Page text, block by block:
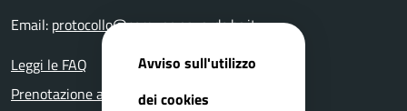
Email: protocollo@comune.gavardo.bs.it
Leggi le FAQ
Prenotazione appuntamento
Avviso sull'utilizzo
dei cookies